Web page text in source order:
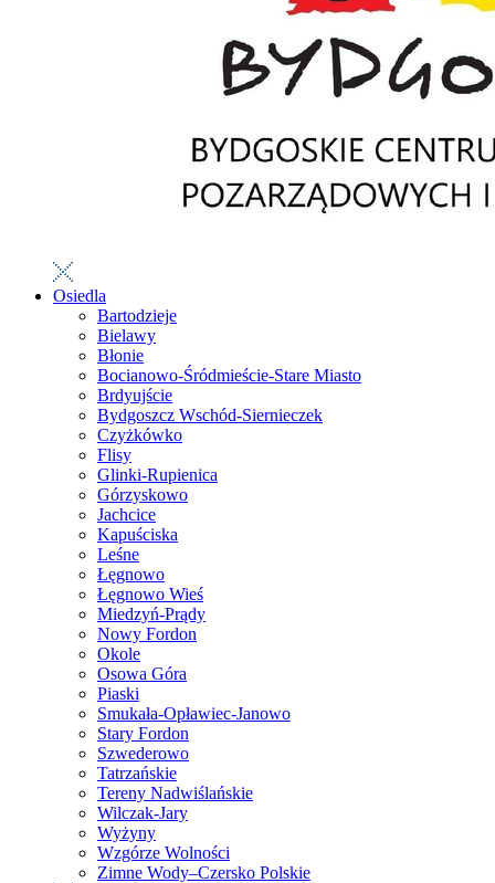
Osiedla
Bartodzieje
Bielawy
Błonie
Bocianowo-Śródmieście-Stare Miasto
Brdyujście
Bydgoszcz Wschód-Siernieczek
Czyżkówko
Flisy
Glinki-Rupienica
Górzyskowo
Jachcice
Kapuściska
Leśne
Łęgnowo
Łęgnowo Wieś
Miedzyń-Prądy
Nowy Fordon
Okole
Osowa Góra
Piaski
Smukała-Opławiec-Janowo
Stary Fordon
Szwederowo
Tatrzańskie
Tereny Nadwiślańskie
Wilczak-Jary
Wyżyny
Wzgórze Wolności
Zimne Wody–Czersko Polskie